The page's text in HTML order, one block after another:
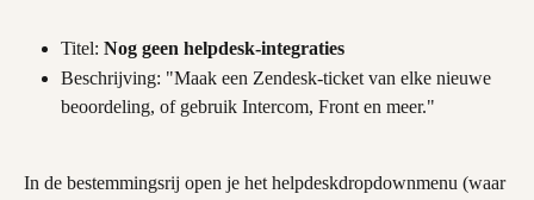
Titel: Nog geen helpdesk-integraties
Beschrijving: "Maak een Zendesk-ticket van elke nieuwe
beoordeling, of gebruik Intercom, Front en meer."
In de bestemmingsrij open je het helpdeskdropdownmenu (waar